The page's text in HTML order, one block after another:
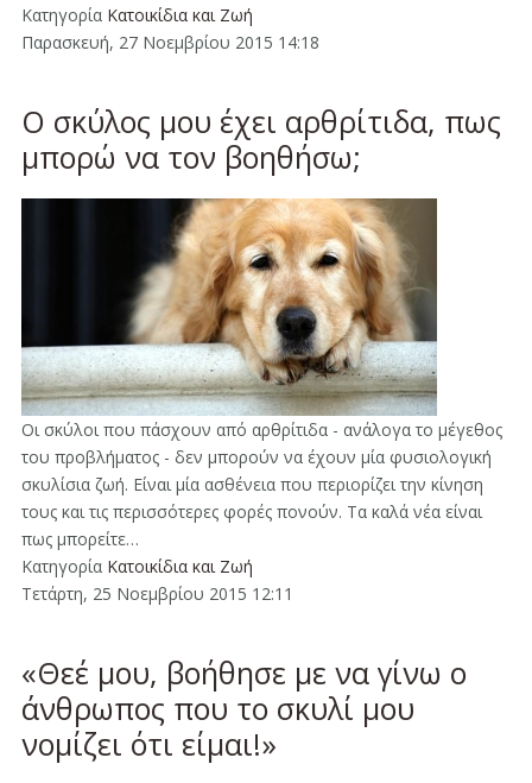
Κατηγορία Κατοικίδια και Ζωή
Παρασκευή, 27 Νοεμβρίου 2015 14:18
Ο σκύλος μου έχει αρθρίτιδα, πως
μπορώ να τον βοηθήσω;
Οι σκύλοι που πάσχουν από αρθρίτιδα - ανάλογα το μέγεθος
του προβλήματος - δεν μπορούν να έχουν μία φυσιολογική
σκυλίσια ζωή. Είναι μία ασθένεια που περιορίζει την κίνηση
τους και τις περισσότερες φορές πονούν. Τα καλά νέα είναι
πως μπορείτε…
Κατηγορία Κατοικίδια και Ζωή
Τετάρτη, 25 Νοεμβρίου 2015 12:11
«Θεέ μου, βοήθησε με να γίνω ο
άνθρωπος που το σκυλί μου
νομίζει ότι είμαι!»